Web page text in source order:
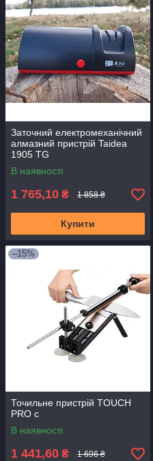
Заточний електромеханічний
алмазний пристрій Taidea
1905 TG
В наявності
1 765,10 ₴ 1 858 ₴
Купити
–15%
Точильне пристрій TOUCH
PRO c
В наявності
1 441,60 ₴ 1 696 ₴